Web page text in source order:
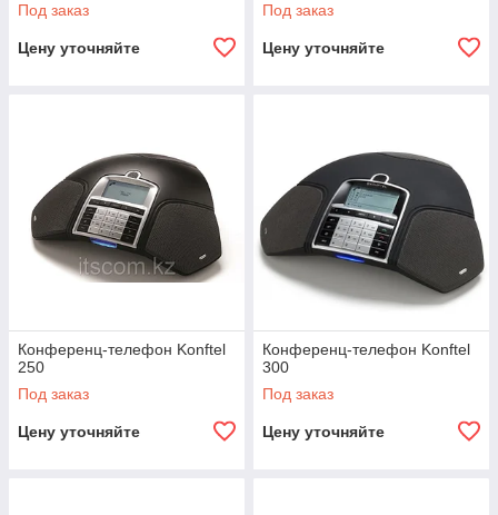
Под заказ
Цену уточняйте
Под заказ
Цену уточняйте
Конференц-телефон Konftel
250
Под заказ
Цену уточняйте
Конференц-телефон Konftel
300
Под заказ
Цену уточняйте